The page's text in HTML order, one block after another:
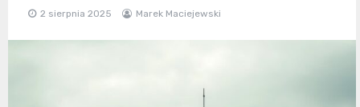
2 sierpnia 2025 Marek Maciejewski